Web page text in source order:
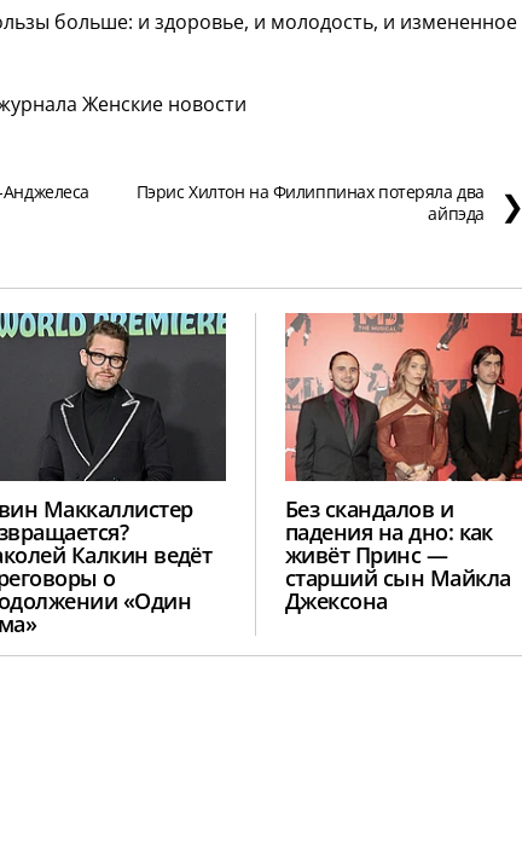
больше: и здоровье, и молодость, и измененное
Женские новости
Пэрис Хилтон на Филиппинах потеряла два
айпэда
❯
Маккаллистер
Калкин ведёт
о
«Один
Без скандалов и
падения на дно: как
живёт Принс —
старший сын Майкла
Джексона